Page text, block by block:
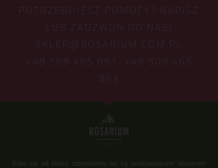
POTRZEBUJESZ POMOCY? NAPISZ
LUB ZADZWOŃ DO NAS!
SKLEP@ROSARIUM.COM.PL
+48 509 465 891,
+48 509 465
893
Róże już od blisko czterdziestu lat są podstawowym obszarem